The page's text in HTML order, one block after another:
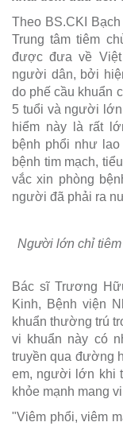
Theo BS.CKI
Trung tâm tiêm
được đưa về
người dân, bởi
do phế cầu khuẩn
5 tuổi và người
hiểm này là rất
bệnh phổi như
bệnh tim mạch,
vắc xin phòng
người đã phải ra
Người lớn chỉ
Bác sĩ Trương
Kinh, Bệnh viện
khuẩn thường trú
vi khuẩn này có
truyền qua đường
em, người lớn khi
khỏe mạnh mang
"Viêm phổi, viêm